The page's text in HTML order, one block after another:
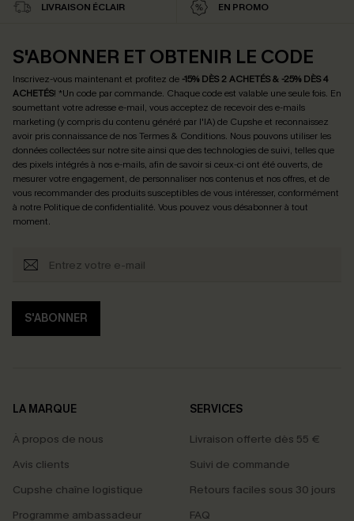
LIVRAISON ÉCLAIR EN PROMO
S'ABONNER ET OBTENIR LE CODE
Inscrivez-vous maintenant et profitez de -15% DÈS 2 ACHETÉS & -25% DÈS 4
ACHETÉS! *Un code par commande. Chaque code est valable une seule fois. En
soumettant votre adresse e-mail, vous acceptez de recevoir des e-mails
marketing (y compris du contenu généré par l'IA) de Cupshe et reconnaissez
avoir pris connaissance de nosTermes & Conditions. Nous pouvons utiliser les
données collectées sur notre site ainsi que des technologies de suivi, telles que
des pixels intégrés à nos e-mails, afin de savoir si ceux-ci ont été ouverts, de
mesurer votre engagement, de personnaliser nos contenus et nos offres, et de
vous recommander des produits susceptibles de vous intéresser, conformément
à notre Politique de confidentialité. Vous pouvez vous désabonner à tout
moment.
S'ABONNER
LA MARQUE
À propos de nous
Avis clients
Cupshe chaîne logistique
Programme ambassadeur
SERVICES
Livraison offerte dès 55 €
Suivi de commande
Retours faciles sous 30 jours
FAQ